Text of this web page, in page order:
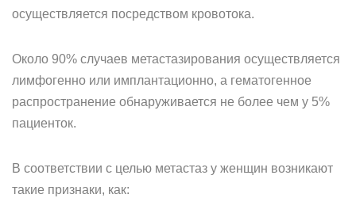
осуществляется посредством кровотока.
Около 90% случаев метастазирования осуществляется
лимфогенно или имплантационно, а гематогенное
распространение обнаруживается не более чем у 5%
пациенток.
В соответствии с целью метастаз у женщин возникают
такие признаки, как: